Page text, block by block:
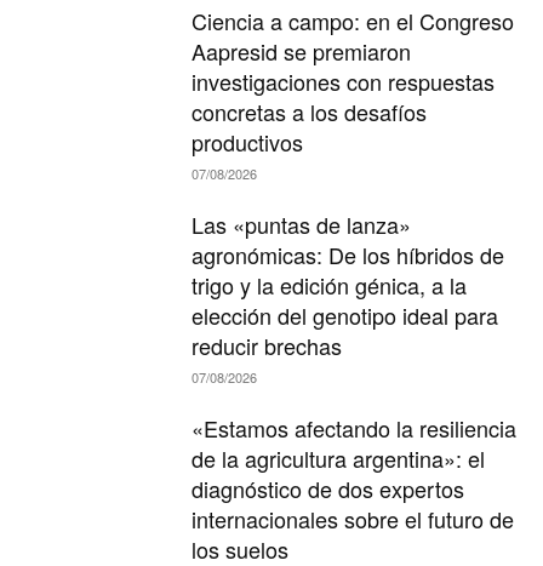
Ciencia a campo: en el Congreso
Aapresid se premiaron
investigaciones con respuestas
concretas a los desafíos
productivos
07/08/2026
Las «puntas de lanza»
agronómicas: De los híbridos de
trigo y la edición génica, a la
elección del genotipo ideal para
reducir brechas
07/08/2026
«Estamos afectando la resiliencia
de la agricultura argentina»: el
diagnóstico de dos expertos
internacionales sobre el futuro de
los suelos